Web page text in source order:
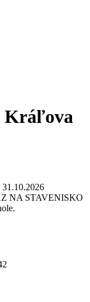
Kráľova
31.10.2026
NA STAVENISKO